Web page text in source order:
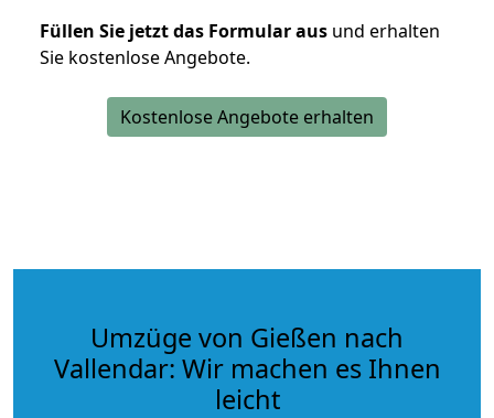
Füllen Sie jetzt das Formular aus und erhalten
Sie kostenlose Angebote.
Kostenlose Angebote erhalten
Umzüge von Gießen nach
Vallendar: Wir machen es Ihnen
leicht